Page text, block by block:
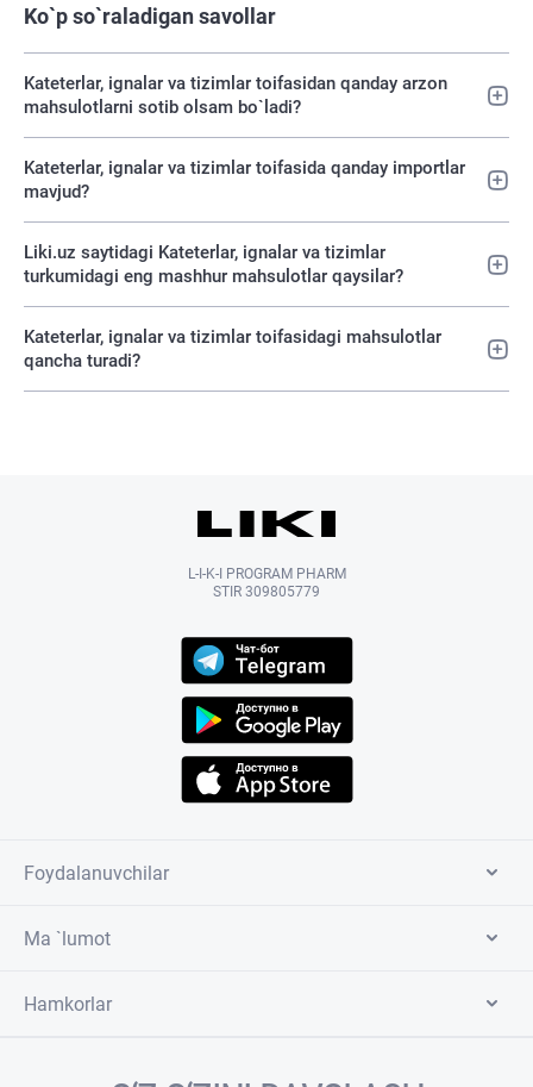
Ko`p so`raladigan savollar
Kateterlar, ignalar va tizimlar toifasidan qanday arzon
mahsulotlarni sotib olsam bo`ladi?
Kateterlar, ignalar va tizimlar toifasida qanday importlar
mavjud?
Liki.uz saytidagi Kateterlar, ignalar va tizimlar
turkumidagi eng mashhur mahsulotlar qaysilar?
Kateterlar, ignalar va tizimlar toifasidagi mahsulotlar
qancha turadi?
L-I-K-I PROGRAM PHARM
STIR 309805779
Foydalanuvchilar
Ma `lumot
Hamkorlar